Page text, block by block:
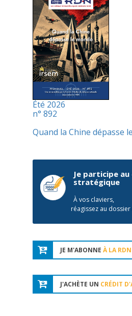
Été 2026
n° 892
Quand la Chine dépasse
Je participe
stratégique
À vos claviers,
réagissez au
JE M'ABONNE À LA RDN
J'ACHÈTE UN CRÉDIT